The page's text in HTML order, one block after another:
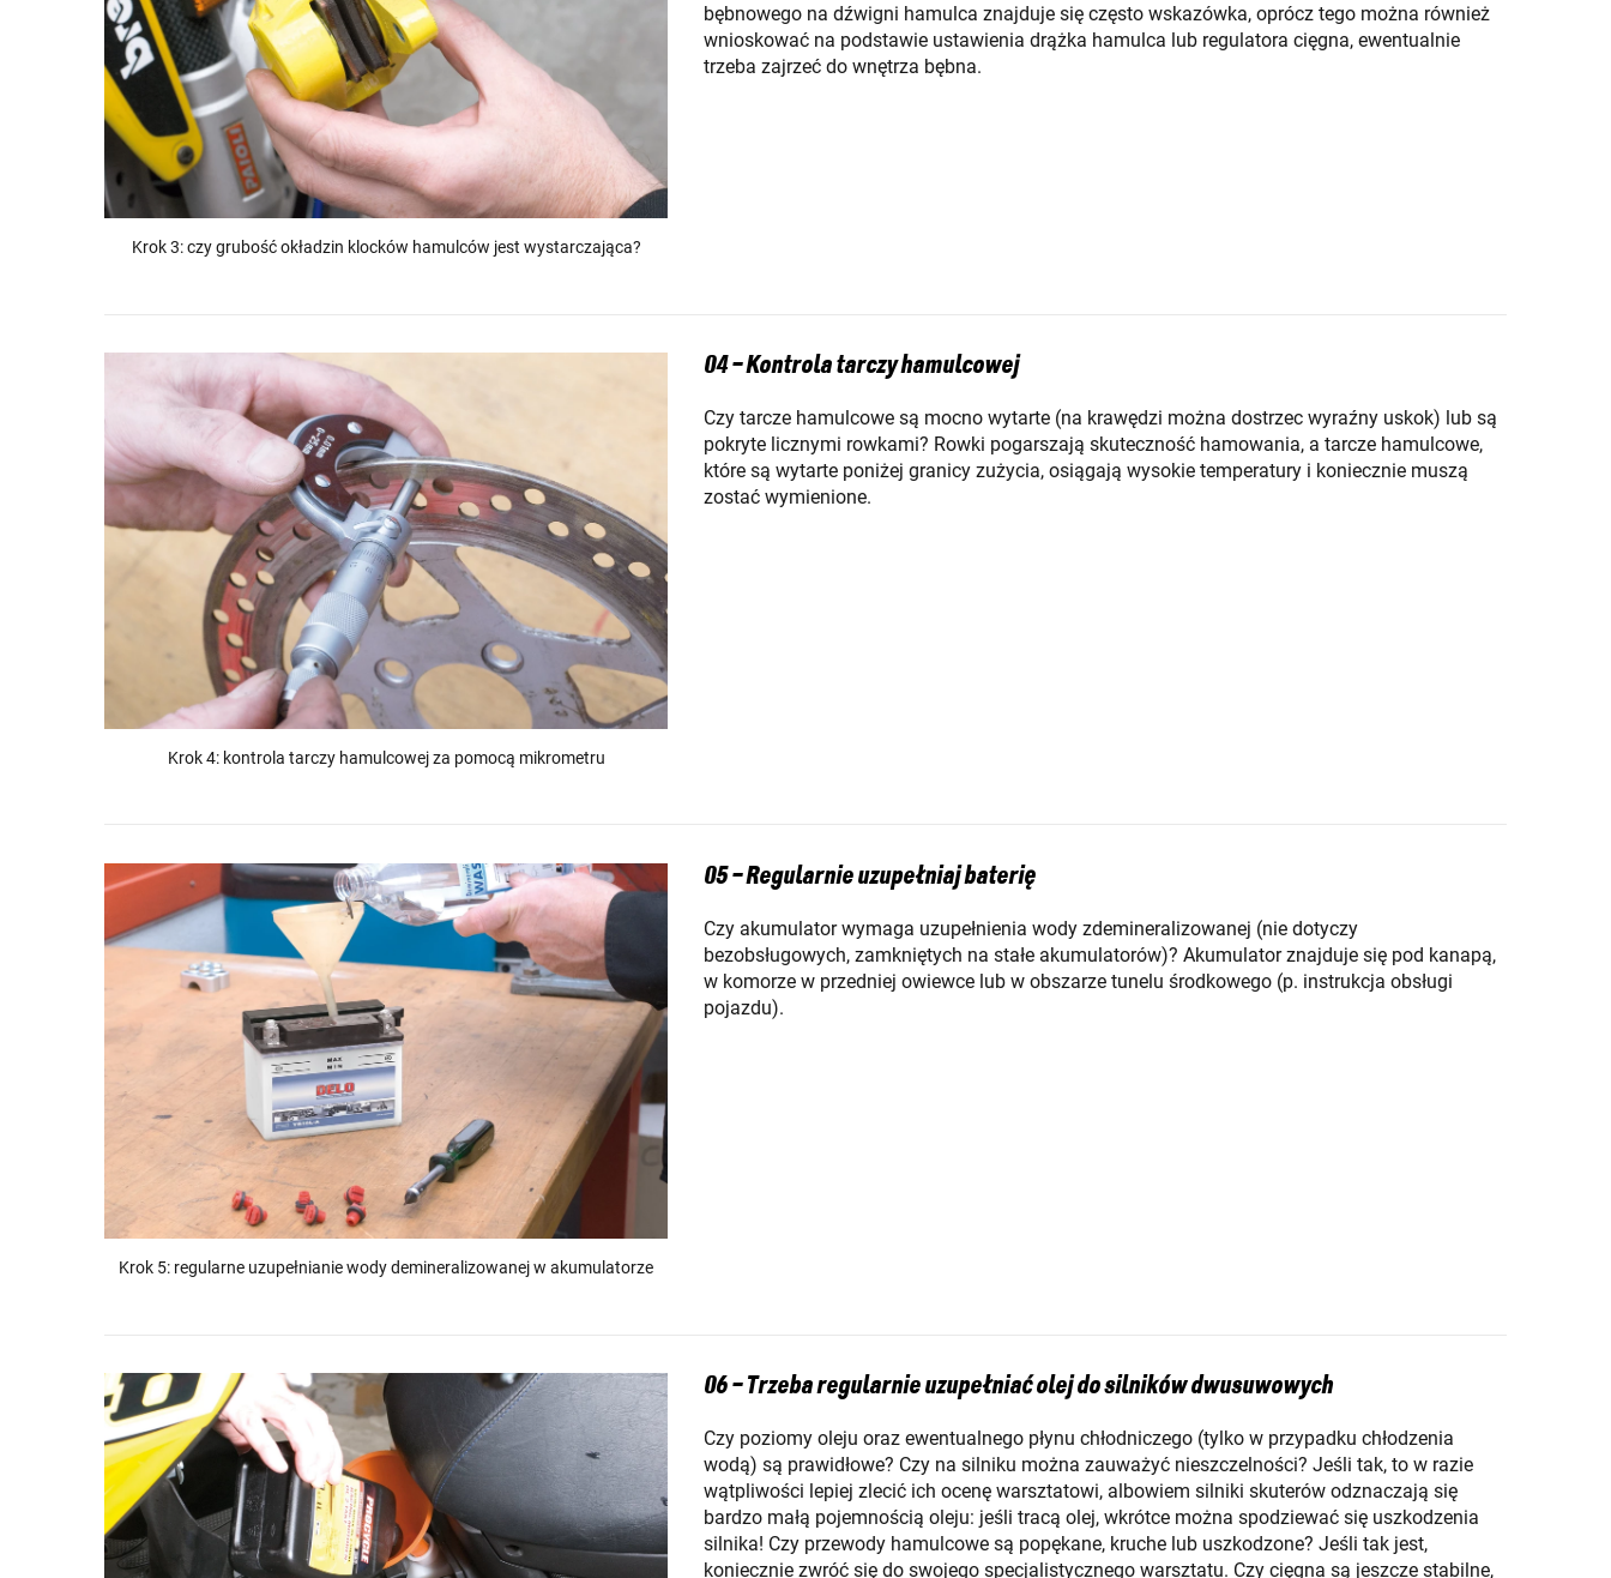
Krok 3: czy grubość okładzin klocków hamulców jest wystarczająca?
bębnowego na dźwigni hamulca znajduje się często wskazówka, oprócz tego można również
wnioskować na podstawie ustawienia drążka hamulca lub regulatora cięgna, ewentualnie
trzeba zajrzeć do wnętrza bębna.
Krok 4: kontrola tarczy hamulcowej za pomocą mikrometru
04 – Kontrola tarczy hamulcowej
Czy tarcze hamulcowe są mocno wytarte (na krawędzi można dostrzec wyraźny uskok) lub są
pokryte licznymi rowkami? Rowki pogarszają skuteczność hamowania, a tarcze hamulcowe,
które są wytarte poniżej granicy zużycia, osiągają wysokie temperatury i koniecznie muszą
zostać wymienione.
Krok 5: regularne uzupełnianie wody demineralizowanej w akumulatorze
05 – Regularnie uzupełniaj baterię
Czy akumulator wymaga uzupełnienia wody zdemineralizowanej (nie dotyczy
bezobsługowych, zamkniętych na stałe akumulatorów)? Akumulator znajduje się pod kanapą,
w komorze w przedniej owiewce lub w obszarze tunelu środkowego (p. instrukcja obsługi
pojazdu).
06 – Trzeba regularnie uzupełniać olej do silników dwusuwowych
Czy poziomy oleju oraz ewentualnego płynu chłodniczego (tylko w przypadku chłodzenia
wodą) są prawidłowe? Czy na silniku można zauważyć nieszczelności? Jeśli tak, to w razie
wątpliwości lepiej zlecić ich ocenę warsztatowi, albowiem silniki skuterów odznaczają się
bardzo małą pojemnością oleju: jeśli tracą olej, wkrótce można spodziewać się uszkodzenia
silnika! Czy przewody hamulcowe są popękane, kruche lub uszkodzone? Jeśli tak jest,
koniecznie zwróć się do swojego specjalistycznego warsztatu. Czy cięgna są jeszcze stabilne,